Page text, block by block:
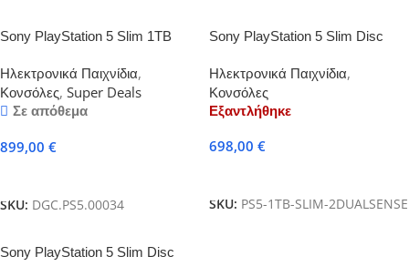
Sony PlayStation 5 Slim 1TB
Limited Edition Bundle
(Περιλαμβανει και το παιχνιδι
Digital Μορφη)
Ηλεκτρονικά Παιχνίδια,
Κονσόλες, Super Deals
Σε απόθεμα
899,00 €
SKU: DGC.PS5.00034
Sony PlayStation 5 Slim Disc
Ηλεκτρονικά Παιχνίδια,
Κονσόλες
Εξαντλήθηκε
698,00 €
SKU: PS5-1TB-SLIM-2DUALSENSE
Sony PlayStation 5 Slim Disc